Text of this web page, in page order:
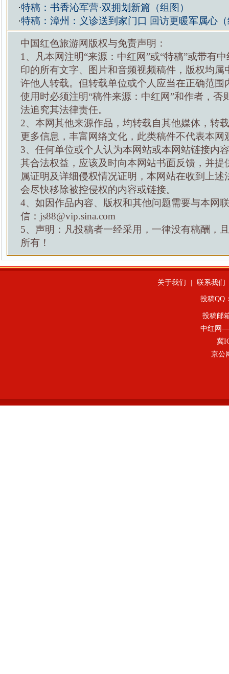
·特稿：书香沁军营·双拥划新篇（组图）
·特稿：漳州：义诊送到家门口 回访更暖军属心
中国红色旅游网版权与免责声明：
1、凡本网注明“来源：中红网”或“特稿”或带有
印的所有文字、图片和音频视频稿件，版权均属
许他人转载。但转载单位或个人应当在正确范围
使用时必须注明“稿件来源：中红网”和作者，否
法追究其法律责任。
2、本网其他来源作品，均转载自其他媒体，转
更多信息，丰富网络文化，此类稿件不代表本网
3、任何单位或个人认为本网站或本网站链接内
其合法权益，应该及时向本网站书面反馈，并提
属证明及详细侵权情况证明，本网站在收到上述
会尽快移除被控侵权的内容或链接。
4、如因作品内容、版权和其他问题需要与本网
信：js88@vip.sina.com
5、声明：凡投稿者一经采用，一律没有稿酬，
所有！
关于我们 联系我们
投稿QQ
投稿邮
中红网—
冀
京公